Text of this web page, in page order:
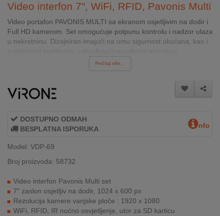
INTERNO
BRENDOVI
NOVO
KUPOVINA
NA
RATE
Video interfon 7", WiFi, RFID, Pavonis Multi
Video portafon PAVONIS MULTI sa ekranom osjetljivim na dodir i
Full HD kamerom. Set omogućuje potpunu kontrolu i nadzor ulaza
u nekretninu. Dizajniran imajući na umu sigurnost ukućana, kao i
Pročitaj više...
DOSTUPNO ODMAH
BESPLATNA ISPORUKA
nfo
Model: VDP-69
Broj proizvoda: 58732
Video interfon Pavonis Multi set
7" zaslon osjetljiv na dodir, 1024 x 600 px
Rezolucija kamere vanjske ploče : 1920 x 1080
WiFi, RFID, IR noćno osvjetljenje, utor za SD karticu